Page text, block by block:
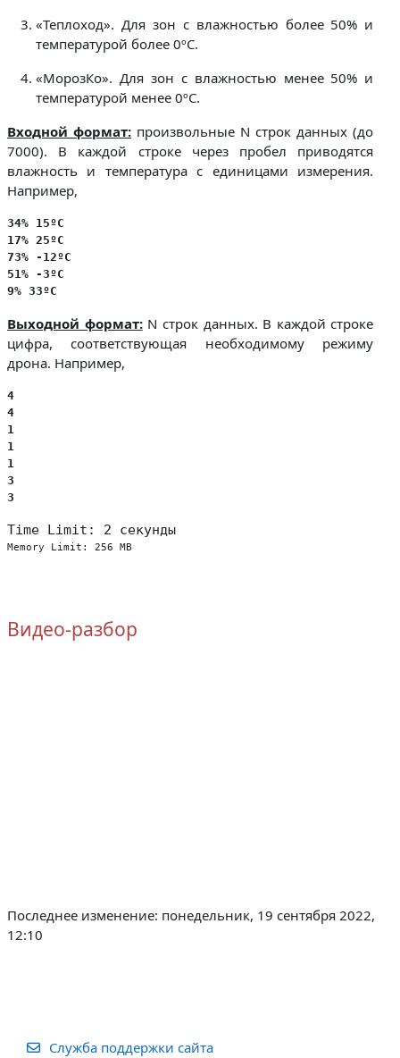
«Теплоход». Для зон с влажностью более 50% и
температурой более 0ºC.
«МорозКо». Для зон с влажностью менее 50% и
температурой менее 0ºC.
Входной формат: произвольные N строк данных (до
7000). В каждой строке через пробел приводятся
влажность и температура с единицами измерения.
Например,
34% 15ºC
17% 25ºC
73% -12ºC
51% -3ºC
9% 33ºC
Выходной формат: N строк данных. В каждой строке
цифра, соответствующая необходимому режиму
дрона. Например,
4
4
1
1
1
3
3
Time Limit: 2 секунды
Memory Limit: 256 MB
Видео-разбор
Последнее изменение: понедельник, 19 сентября 2022,
12:10
Служба поддержки сайта